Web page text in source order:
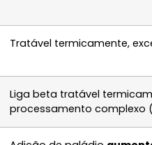
Tratável termicamente,
Liga beta tratável
processamento complexo